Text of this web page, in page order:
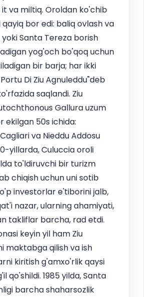
va miltiq. Oroldan ko'chib
qayiq bor edi: baliq ovlash va
Santa Tereza borish
yog'och bo'qoq uchun
bir barja; har ikki
Di Ziu Agnuleddu"deb
saqlandi. Ziu
Gallura uzum
ekilgan 50s ichida:
va Nieddu Addosu
yillarda, Culuccia oroli
to'ldiruvchi bir turizm
chiqish uchun uni sotib
investorlar e'tiborini jalb,
nazar, ularning ahamiyati,
takliflar barcha, rad etdi.
keyin yil ham Ziu
maktabga qilish va ish
kiritish g'amxo'rlik qaysi
qo'shildi. 1985 yilda, Santa
barcha shaharsozlik